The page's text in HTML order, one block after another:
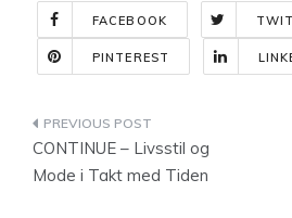
FACEBOOK
PINTEREST
Indlægsnavigation
CONTINUE – Livsstil og
Mode i Takt med Tiden